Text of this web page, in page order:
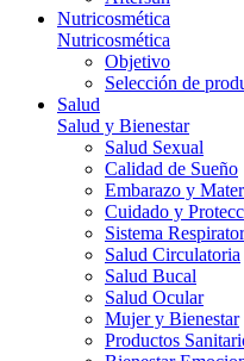
Nutricosmética
Nutricosmética
Objetivo
Selección de
Salud
Salud y Bienestar
Salud Sexual
Calidad de Sueño
Embarazo y
Cuidado y
Sistema
Salud Circulatoria
Salud Bucal
Salud Ocular
Mujer y Bienestar
Productos